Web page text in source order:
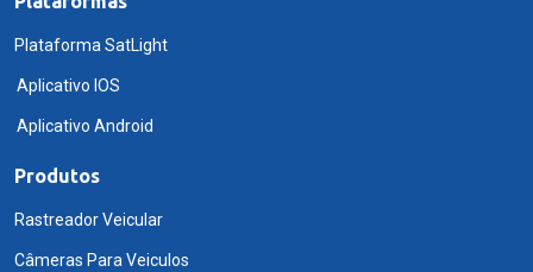
Plataforma SatLight
Aplicativo IOS
Aplicativo Android
Produtos
Rastreador Veicular
Câmeras Para Veiculos